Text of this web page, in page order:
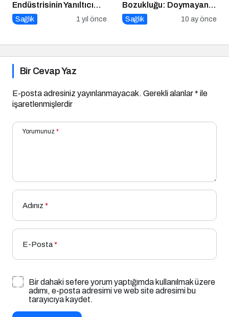
Endüstrisinin Yanıltıcı
Stratejileri
Sağlık 1 yıl önce
Bozukluğu: Doymayan
Duygular
Sağlık 10 ay önce
Bir Cevap Yaz
E-posta adresiniz yayınlanmayacak. Gerekli alanlar* ile
işaretlenmişlerdir
Yorumunuz *
Adınız *
E-Posta*
Bir dahaki sefere yorum yaptığımda kullanılmak üzere
adımı, e-posta adresimi ve web site adresimi bu
tarayıcıya kaydet.